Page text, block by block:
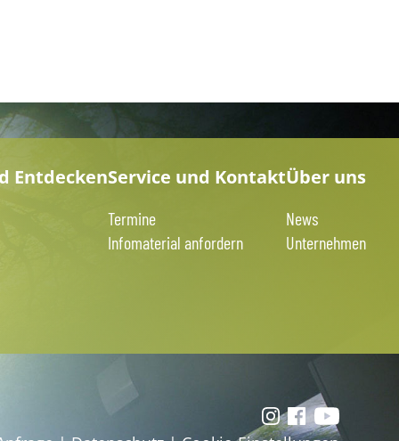
EntdeckenService und Kontakt
Termine
Infomaterial anfordern
Über uns
News
Unternehmen